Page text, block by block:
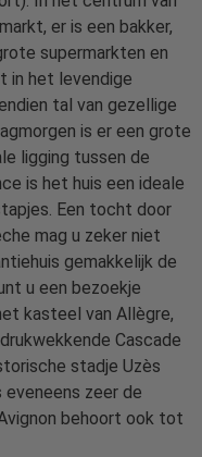
er is een bakker,
supermarkten en
in het levendige
tal van gezellige
is er een grote
ligging tussen de
is het huis een ideale
Een tocht door
mag u zeker niet
gemakkelijk de
u een bezoekje
kasteel van Allègre,
Cascade
stadje Uzès
zeer de
behoort ook tot